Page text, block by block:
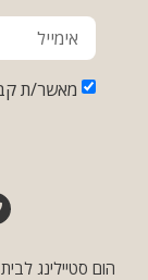
הום סטיילינג לבית
מאשר/ת